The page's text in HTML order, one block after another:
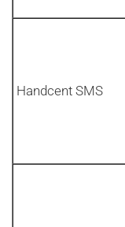
Handcent SMS